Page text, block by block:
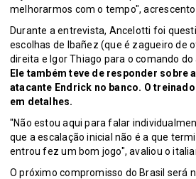
melhorarmos com o tempo",
Durante a entrevista, Ancelotti foi
escolhas de Ibañez (que é zagueiro de
direita e Igor Thiago para o comando
Ele também teve de responder sobre
atacante Endrick no banco. O
em detalhes.
"Não estou aqui para falar
que a escalação inicial não é a que
entrou fez um bom jogo", avaliou o
O próximo compromisso do Brasil será